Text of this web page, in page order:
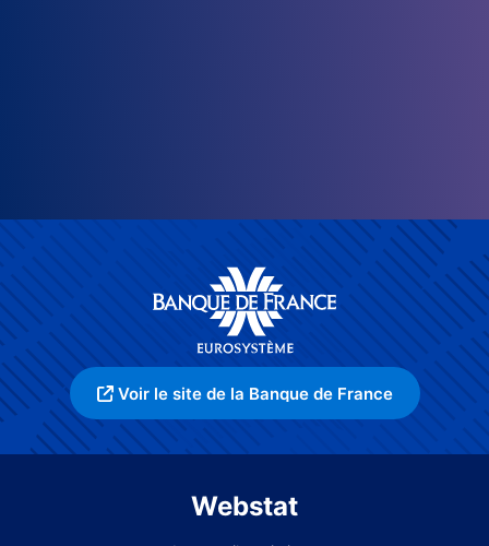
Voir le site de la Banque de France
Webstat